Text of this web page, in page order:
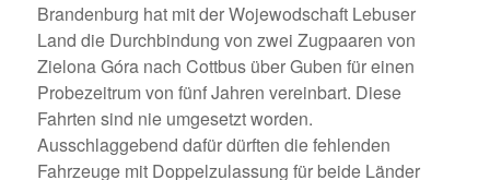
Brandenburg hat mit der Wojewodschaft Lebuser
Land die Durchbindung von zwei Zugpaaren von
Zielona Góra nach Cottbus über Guben für einen
Probezeitrum von fünf Jahren vereinbart. Diese
Fahrten sind nie umgesetzt worden.
Ausschlaggebend dafür dürften die fehlenden
Fahrzeuge mit Doppelzulassung für beide Länder